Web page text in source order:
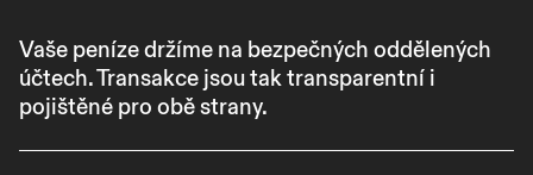
Vaše peníze držíme na bezpečných oddělených
účtech. Transakce jsou tak transparentní i
pojištěné pro obě strany.